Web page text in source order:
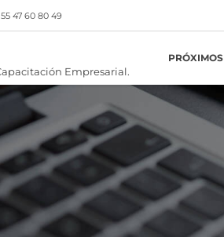
55 47 60 80 49
PRÓXIMOS